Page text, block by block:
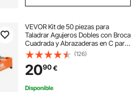
VEVOR Kit de 50 piezas para
Taladrar Agujeros Dobles con Broca
Cuadrada y Abrazaderas en C para
Clavijas Plantilla para Taladrar
Agujeros y Agujeros en Ángulo,
para Taladrar para Trabajar Madera
(126)
2090€
Disponible